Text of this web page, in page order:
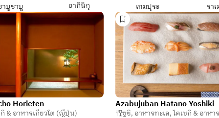
าบูชาบู ยากินิกุ เทมปุระ รา
Horieten
กิ & อาหารเกียวโต (ญี่ปุ่น)
Azabujuban Hatano Yoshiki
ซูชิ, อาหารทะเล,ไคเซกิ & อาหารเกียว